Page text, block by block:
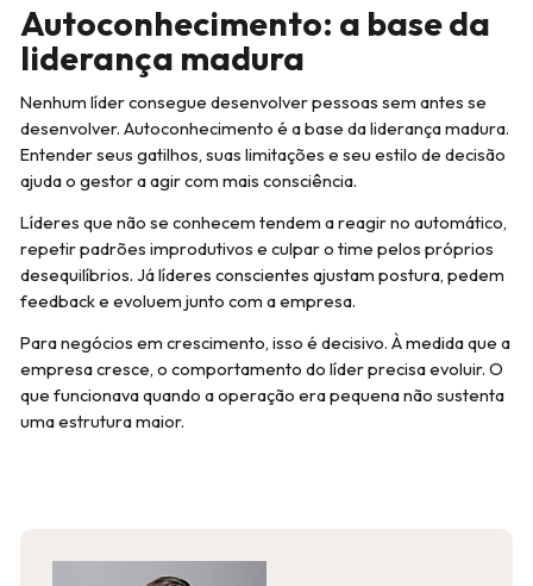
Autoconhecimento: a base da
liderança madura
Nenhum líder consegue desenvolver pessoas sem antes se
desenvolver. Autoconhecimento é a base da liderança madura.
Entender seus gatilhos, suas limitações e seu estilo de decisão
ajuda o gestor a agir com mais consciência.
Líderes que não se conhecem tendem a reagir no automático,
repetir padrões improdutivos e culpar o time pelos próprios
desequilíbrios. Já líderes conscientes ajustam postura, pedem
feedback e evoluem junto com a empresa.
Para negócios em crescimento, isso é decisivo. À medida que a
empresa cresce, o comportamento do líder precisa evoluir. O
que funcionava quando a operação era pequena não sustenta
uma estrutura maior.